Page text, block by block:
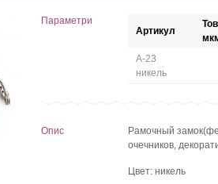
Параметри
Артикул
А-23
никель
Опис
Рамочный
очечников,
Цвет: никель